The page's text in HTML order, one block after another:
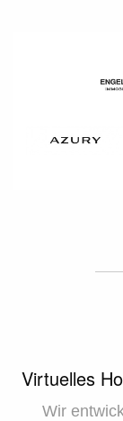
Virtuelles
Wir